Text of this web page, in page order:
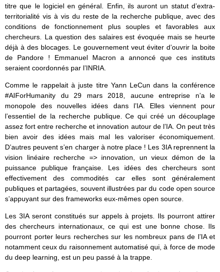
titre que le logiciel en général. Enfin, ils auront un statut d’extra-
territorialité vis à vis du reste de la recherche publique, avec des
conditions de fonctionnement plus souples et favorables aux
chercheurs. La question des salaires est évoquée mais se heurte
déjà à des blocages. Le gouvernement veut éviter d’ouvrir la boite
de Pandore ! Emmanuel Macron a annoncé que ces instituts
seraient coordonnés par l’INRIA.
Comme le rappelait à juste titre Yann LeCun dans la conférence
#AIForHumanity du 29 mars 2018, aucune entreprise n’a le
monopole des nouvelles idées dans l’IA. Elles viennent pour
l’essentiel de la recherche publique. Ce qui créé un découplage
assez fort entre recherche et innovation autour de l’IA. On peut très
bien avoir des idées mais mal les valoriser économiquement.
D’autres peuvent s’en charger à notre place ! Les 3IA reprennent la
vision linéaire recherche => innovation, un vieux démon de la
puissance publique française. Les idées des chercheurs sont
effectivement des commodités car elles sont généralement
publiques et partagées, souvent illustrées par du code open source
s’appuyant sur des frameworks eux-mêmes open source.
Les 3IA seront constitués sur appels à projets. Ils pourront attirer
des chercheurs internationaux, ce qui est une bonne chose. Ils
pourront porter leurs recherches sur les nombreux pans de l’IA et
notamment ceux du raisonnement automatisé qui, à force de mode
du deep learning, est un peu passé à la trappe.